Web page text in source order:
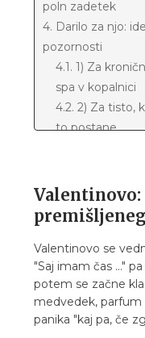
poln zadetek
4. Darilo za njo:
pozornosti
4.1. 1) Za
spa v kopalnici
4.2. 2) Za tisto,
to postane
4.4. 4) Za
5. Darilo za
5.1. 1) Vse, kar
5.2. 2) Za tipa,
svež cel dan
5.3. 3) Za
pogonu
6. Darilni paket
Valentinovo:
Valentinovo se
"Saj imam čas …"
potem se začne
medvedek, parfum
panika "kaj pa, če